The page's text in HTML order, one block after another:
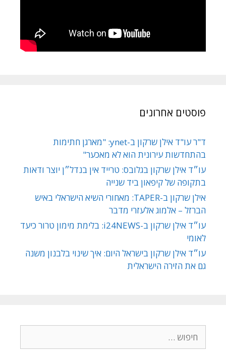
פוסטים אחרונים
ד"ר עו"ד אילן שרקון ב-ynet: "מארגן חתימות
בהתחדשות עירונית הוא לא מאכער"
עו״ד אילן שרקון בגלובס: טרייד אין בנדל״ן יוצר ודאות
בתקופה של קיפאון ביד שנייה
אילן שרקון ב-TAPER: מאחורי השיא הישראלי באיש
הברזל – אלמוג אלעזרי מדבר
עו״ד אילן שרקון ב-i24NEWS: בלימת מימון טרור כיעד
לאומי
עו״ד אילן שרקון בישראל היום: איך שינוי בלבנון משנה
גם את הזירה הישראלית